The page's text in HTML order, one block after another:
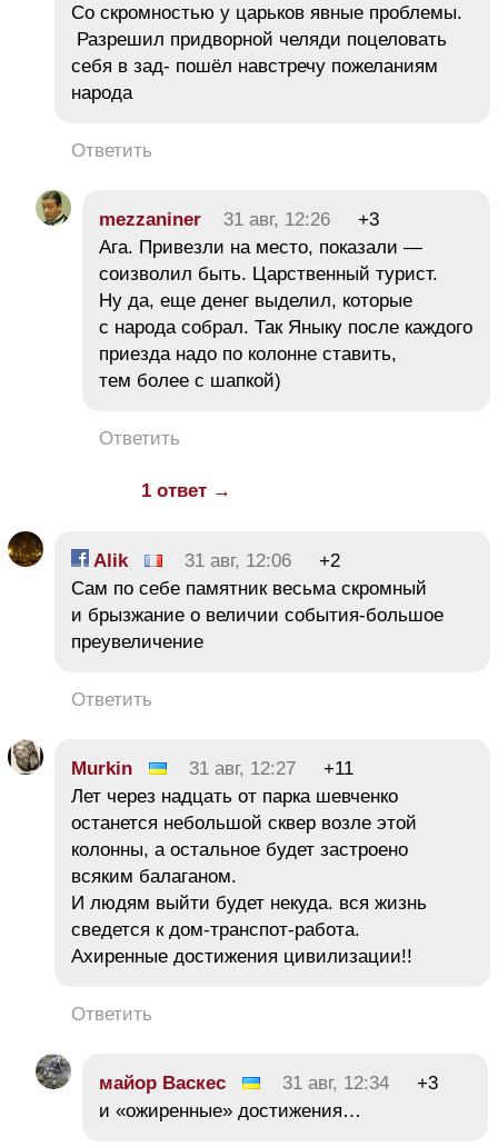
Со скромностью у царьков явные проблемы.
Разрешил придворной челяди поцеловать
себя в зад- пошёл навстречу пожеланиям
народа
Ответить
mezzaniner 31 авг, 12:26
+3
Ага. Привезли на место, показали —
соизволил быть. Царственный турист.
Ну да, еще денег выделил, которые
с народа собрал. Так Яныку после каждого
приезда надо по колонне ставить,
тем более с шапкой)
Ответить
1 ответ →
Alik 31 авг, 12:06
+2
Сам по себе памятник весьма скромный
и брызжание о величии события-большое
преувеличение
Ответить
Murkin 31 авг, 12:27
+11
Лет через надцать от парка шевченко
останется небольшой сквер возле этой
колонны, а остальное будет застроено
всяким балаганом.
И людям выйти будет некуда. вся жизнь
сведется к дом-транспот-работа.
Ахиренные достижения цивилизации!!
Ответить
майор Васкес 31 авг, 12:34
+3
и «ожиренные» достижения…